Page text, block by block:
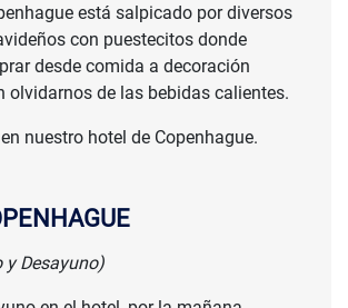
está salpicado por diversos
con puestecitos donde
desde comida a decoración
olvidarnos de las bebidas calientes.
nuestro hotel de Copenhague.
y Desayuno)